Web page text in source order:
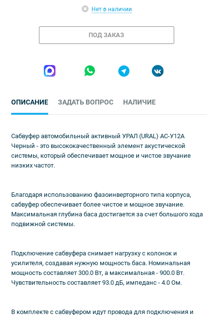
Нет в наличии
ПОД ЗАКАЗ
ОПИСАНИЕ ЗАДАТЬ ВОПРОС НАЛИЧИЕ
Сабвуфер автомобильный активный УРАЛ (URAL) АС-У12А
Черный - это высококачественный элемент акустической
системы, который обеспечивает мощное и чистое звучание
низких частот.
Благодаря использованию фазоинверторного типа корпуса,
сабвуфер обеспечивает более чистое и мощное звучание.
Максимальная глубина баса достигается за счет большого хода
подвижной системы.
Подключение сабвуфера снимает нагрузку с колонок и
усилителя, создавая нужную мощность баса. Номинальная
мощность составляет 300.0 Вт, а максимальная - 900.0 Вт.
Чувствительность составляет 93.0 дБ, импеданс - 4.0 Ом.
В комплекте с сабвуфером идут провода для подключения и